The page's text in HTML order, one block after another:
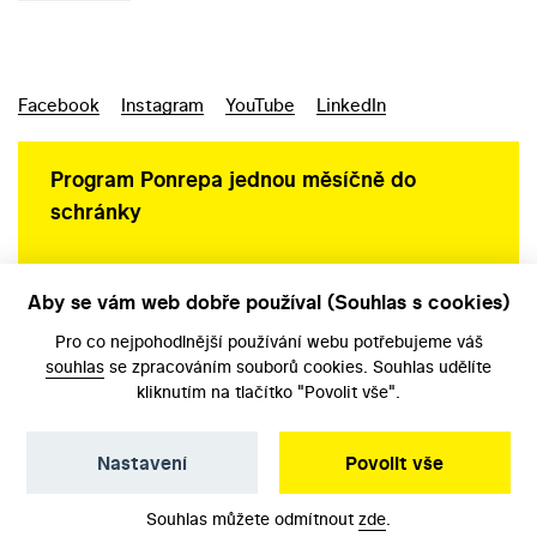
Facebook Instagram YouTube LinkedIn
Program Ponrepa jednou měsíčně do
schránky
Aby se vám web dobře používal (Souhlas s cookies)
Pro co nejpohodlnější používání webu potřebujeme váš
souhlas se zpracováním souborů cookies. Souhlas udělíte
kliknutím na tlačítko "Povolit vše".
Povolit vše
Nastavení
Souhlas můžete odmítnout zde